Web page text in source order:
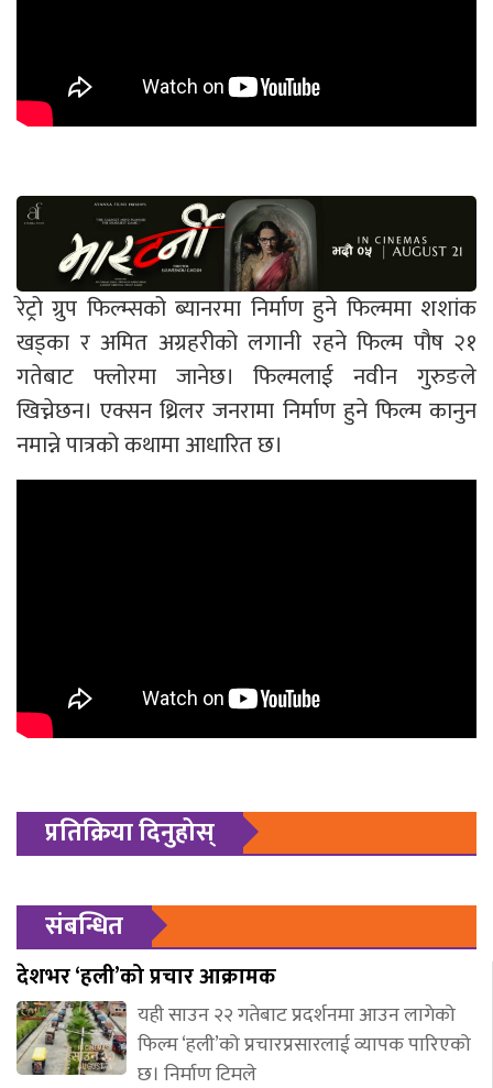
रेट्रो ग्रुप फिल्म्सको ब्यानरमा निर्माण हुने फिल्ममा शशांक
खड्का र अमित अग्रहरीको लगानी रहने फिल्म पौष २१
गतेबाट फ्लोरमा जानेछ। फिल्मलाई नवीन गुरुङले
खिच्नेछन। एक्सन थ्रिलर जनरामा निर्माण हुने फिल्म कानुन
नमान्ने पात्रको कथामा आधारित छ।
प्रतिक्रिया दिनुहोस्
संबन्धित
देशभर ‘हली’को प्रचार आक्रामक
यही साउन २२ गतेबाट प्रदर्शनमा आउन लागेको
फिल्म ‘हली’को प्रचारप्रसारलाई व्यापक पारिएको
छ। निर्माण टिमले